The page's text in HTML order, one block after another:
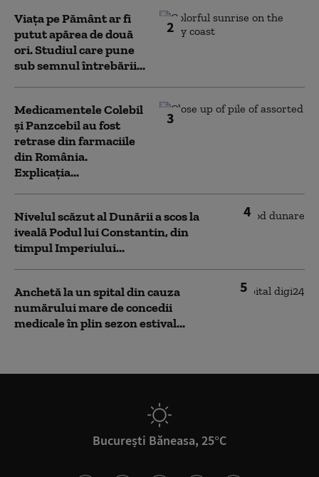
2
Viața pe Pământ ar fi
putut apărea de două
ori. Studiul care pune
sub semnul întrebării...
3
Medicamentele Colebil
și Panzcebil au fost
retrase din farmaciile
din România.
Explicația...
4
Nivelul scăzut al Dunării a scos la
iveală Podul lui Constantin, din
timpul Imperiului...
5
Anchetă la un spital din cauza
numărului mare de concedii
medicale în plin sezon estival...
București Băneasa, 25°C